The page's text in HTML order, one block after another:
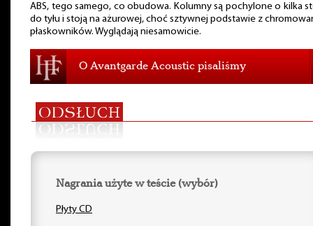
ABS, tego samego, co obudowa. Kolumny są pochylone o kilka
do tyłu i stoją na ażurowej, choć sztywnej podstawie z
płaskowników. Wyglądają niesamowicie.
O Avantgarde Acoustic pisaliśmy
Nagrania użyte w teście (wybór)
Płyty CD